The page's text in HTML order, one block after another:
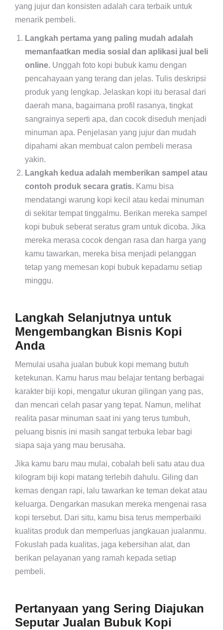
yang jujur dan konsisten adalah cara terbaik untuk
menarik pembeli.
Langkah pertama yang paling mudah adalah
memanfaatkan media sosial dan aplikasi jual beli
online. Unggah foto kopi bubuk kamu dengan
pencahayaan yang terang dan jelas. Tulis deskripsi
produk yang lengkap. Jelaskan kopi itu berasal dari
daerah mana, bagaimana profil rasanya, tingkat
sangrainya seperti apa, dan cocok diseduh menjadi
minuman apa. Penjelasan yang jujur dan mudah
dipahami akan membuat calon pembeli merasa
yakin.
Langkah kedua adalah memberikan sampel atau
contoh produk secara gratis. Kamu bisa
mendatangi warung kopi kecil atau kedai minuman
di sekitar tempat tinggalmu. Berikan mereka sampel
kopi bubuk seberat seratus gram untuk dicoba. Jika
mereka merasa cocok dengan rasa dan harga yang
kamu tawarkan, mereka bisa menjadi pelanggan
tetap yang memesan kopi bubuk kepadamu setiap
minggu.
Langkah Selanjutnya untuk
Mengembangkan Bisnis Kopi
Anda
Memulai usaha jualan bubuk kopi memang butuh
ketekunan. Kamu harus mau belajar tentang berbagai
karakter biji kopi, mengatur ukuran gilingan yang pas,
dan mencari celah pasar yang tepat. Namun, melihat
realita pasar minuman saat ini yang terus tumbuh,
peluang bisnis ini masih sangat terbuka lebar bagi
siapa saja yang mau berusaha.
Jika kamu baru mau mulai, cobalah beli satu atau dua
kilogram biji kopi matang terlebih dahulu. Giling dan
kemas dengan rapi, lalu tawarkan ke teman dekat atau
keluarga. Dengarkan masukan mereka mengenai rasa
kopi tersebut. Dari situ, kamu bisa terus memperbaiki
kualitas produk dan memperluas jangkauan jualanmu.
Fokuslah pada kualitas, jaga kebersihan alat, dan
berikan pelayanan yang ramah kepada setiap
pembeli.
Pertanyaan yang Sering Diajukan
Seputar Jualan Bubuk Kopi